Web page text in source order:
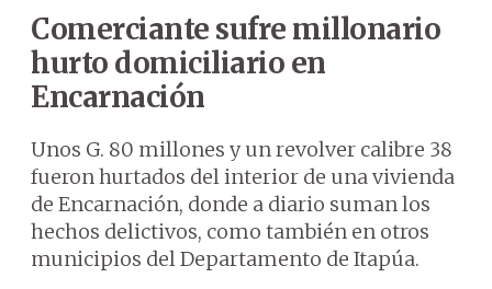
Comerciante sufre millonario
hurto domiciliario en
Encarnación
Unos G. 80 millones y un revolver calibre 38
fueron hurtados del interior de una vivienda
de Encarnación, donde a diario suman los
hechos delictivos, como también en otros
municipios del Departamento de Itapúa.